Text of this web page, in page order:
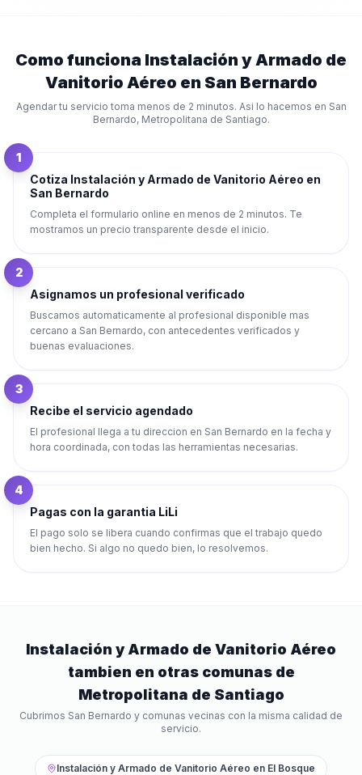
Como funciona Instalación y Armado de
Vanitorio Aéreo en San Bernardo
Agendar tu servicio toma menos de 2 minutos. Asi lo hacemos en San
Bernardo, Metropolitana de Santiago.
1
Cotiza Instalación y Armado de Vanitorio Aéreo en
San Bernardo
Completa el formulario online en menos de 2 minutos. Te
mostramos un precio transparente desde el inicio.
2
Asignamos un profesional verificado
Buscamos automaticamente al profesional disponible mas
cercano a San Bernardo, con antecedentes verificados y
buenas evaluaciones.
3
Recibe el servicio agendado
El profesional llega a tu direccion en San Bernardo en la fecha y
hora coordinada, con todas las herramientas necesarias.
4
Pagas con la garantia LiLi
El pago solo se libera cuando confirmas que el trabajo quedo
bien hecho. Si algo no quedo bien, lo resolvemos.
Instalación y Armado de Vanitorio Aéreo
tambien en otras comunas de
Metropolitana de Santiago
Cubrimos San Bernardo y comunas vecinas con la misma calidad de
servicio.
Instalación y Armado de Vanitorio Aéreo en El Bosque